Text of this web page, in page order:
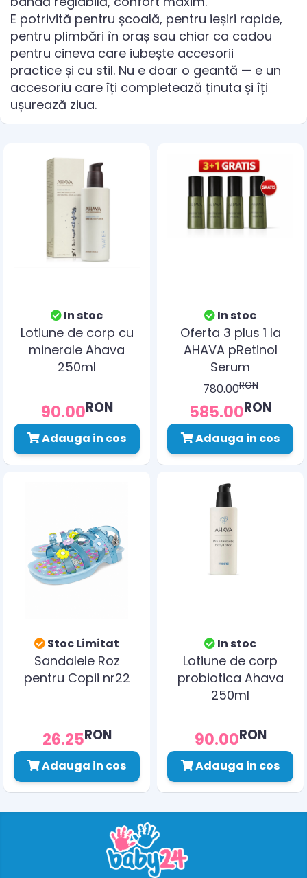
E potrivită pentru școală, pentru ieșiri rapide,
pentru plimbări în oraș sau chiar ca cadou
pentru cineva care iubește accesorii
practice și cu stil. Nu e doar o geantă — e un
accesoriu care îți completează ținuta și îți
ușurează ziua.
In stoc
Lotiune de corp cu
minerale Ahava
250ml
90.00RON
Adauga in cos
In stoc
Oferta 3 plus 1 la
AHAVA pRetinol
Serum
780.00RON
585.00RON
Adauga in cos
Stoc Limitat
Sandalele Roz
pentru Copii nr22
26.25RON
Adauga in cos
In stoc
Lotiune de corp
probiotica Ahava
250ml
90.00RON
Adauga in cos